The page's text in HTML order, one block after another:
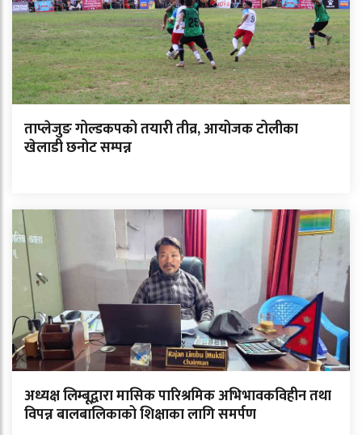
ताप्लेजुङ गोल्डकपको तयारी तीव्र, आयोजक टोलीका
खेलाडी छनोट सम्पन्न
अध्यक्ष लिम्बूद्वारा मासिक पारिश्रमिक अभिभावकविहीन तथा
विपन्न बालबालिकाको शिक्षाका लागि समर्पण